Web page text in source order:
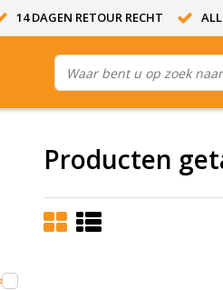
14 DAGEN RETOUR RECHT
Producten